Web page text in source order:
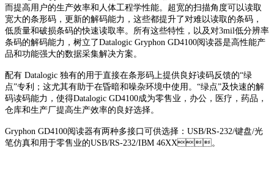
而提高用户的生产效率和人体工程学性能。超宽的扫描角度可以读取
宽大的条形码，更新的解码能力，这些都提升了对难以读取的条码，
低质量和破损条码的快速读取率。所有这些特性，以及对3mil低分辨率
条码的解码能力，树立了Datalogic Gryphon GD4100阅读器是高性能产
品和功能强大的数据采集解决方案。
配有 Datalogic 独有的用于直接在条形码上提供良好读码反馈的“绿
点”专利；这尤其有助于在昏暗和噪杂环境中使用。“绿点”及快速的解
码读码能力，使得Datalogic GD4100成为零售业，办公，医疗，药品，
仓库和生产厂提高生产效率的良好选择。
Gryphon GD4100阅读器有两种多接口可供选择：USB/RS-232/键盘/光
笔仿真和用于零售业的USB/RS-232/IBM 46XX。